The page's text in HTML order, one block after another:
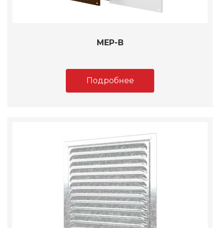
МЕР-В
Подробнее